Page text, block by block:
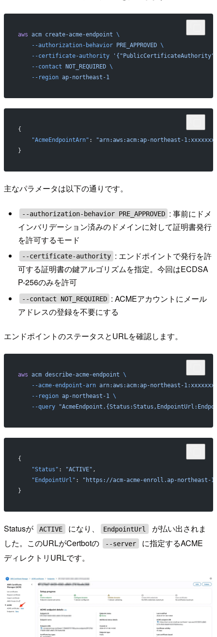
aws acm create-acme-endpoint \
    --authorization-behavior
PRE_APPROVED \
    --certificate-authority
'{"PublicCertificateAuthority":
    --contact
NOT_REQUIRED \
    --region
ap-northeast-1
{
    "AcmeEndpointArn"
:
"arn:aws:acm:ap-northeast-
}
主なパラメータは以下の通りです。
--authorization-behavior PRE_APPROVED : 事前にドメ
インバリデーション済みのドメインに対して証明書発行
を許可するモード
--certificate-authority : エンドポイントで発行を許
可する証明書の鍵アルゴリズムを指定。今回はECDSA
P-256のみを許可
--contact NOT_REQUIRED : ACMEアカウントにメール
アドレスの登録を不要にする
エンドポイントのステータスとURLを確認します。
aws acm describe-acme-endpoint \
    --acme-endpoint-arn
arn:aws:acm:ap-northeast-
    --region
ap-northeast-1
\
    --query
{
    "Status"
: "ACTIVE" ,
    "EndpointUrl"
:
"https://acm-acme-enroll.ap-northeast-
}
Statusが ACTIVE になり、 EndpointUrl
が払い出されま
した。このURLがCertbotの
--server
に指定するACME
ディレクトリURLです。